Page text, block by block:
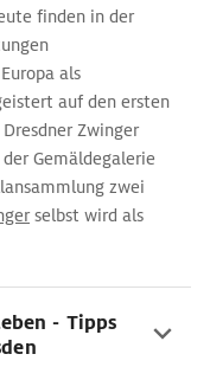
finden in der
als
auf den ersten
Zwinger
Gemäldegalerie
zwei
selbst wird als
- Tipps